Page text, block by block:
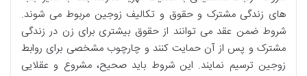
های زندگی مشترک و حقوق و تکالیف زوجین مربوط می شوند.
شروط ضمن عقد می توانند از حقوق بیشتری برای زن در زندگی
مشترک و پس از آن حمایت کنند و چارچوب مشخصی برای روابط
زوجین ترسیم نمایند. این شروط باید صحیح، مشروع و عقلایی